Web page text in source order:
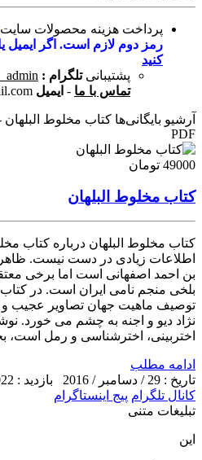
پرداخت هزینه محصولات سایت
رمز دوم لازم است. اگر ایمیل
کنید
پشتیبانی تلگرام :
تماس با ما - ایمیل
آرشیو بایگانی‌ها کتاب مخلوط البلهان
PDF
49000 تومان
کتاب مخلوط البلهان
کتاب مخلوط البلهان درباره کتاب
اطلاعات زیادی در دست نیست.
بن احمد اصفهانی است اما برخی
بلخی منجم نامی ایران است. در کتاب
توصیف ماهیت جهان تصاویر عجیب و
نژاد دیو و اجنه به چشم می خورد.
اختربینی، اخترشناسی و رمل است،
ادامه مطلب
تاریخ : 29 / دسامبر / 2016
بازدید : 5022
کانال تلگرام پیج اینستاگرام
تبلیغات متنی
این